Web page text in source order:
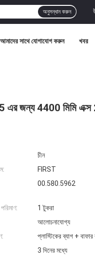
অনুসন্ধান করুন
আমাদের সাথে যোগাযোগ করুন খবর
এর জন্য 4400 মিমি
চীন
FIRST
00.580.5962
1 টুকরা
আলোচনাযোগ্য
প্লাস্টিকের ব্যাগ + বাফার
3 দিনের মধ্যে